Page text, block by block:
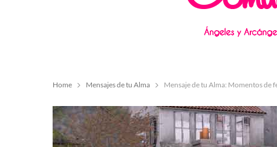
Home Mensajes de tu Alma Mensaje de tu Alma: Momentos de